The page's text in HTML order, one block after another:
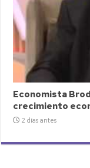
Economista
crecimiento
2 días antes